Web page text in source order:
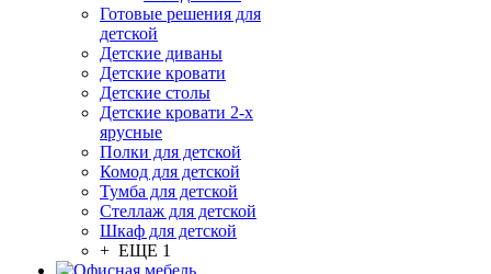
Готовые решения для
детской
Детские диваны
Детские кровати
Детские столы
Детские кровати 2-х
ярусные
Полки для детской
Комод для детской
Тумба для детской
Стеллаж для детской
Шкаф для детской
+ ЕЩЕ 1